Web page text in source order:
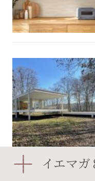
イエマ